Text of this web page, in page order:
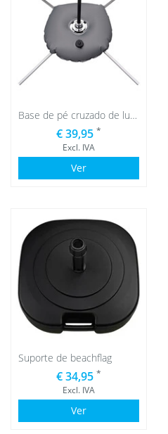
Base de pé cruzado de luxo, com saco de água cinza
€ 39,95 *
Excl. IVA
Ver
Suporte de beachflag
€ 34,95 *
Excl. IVA
Ver